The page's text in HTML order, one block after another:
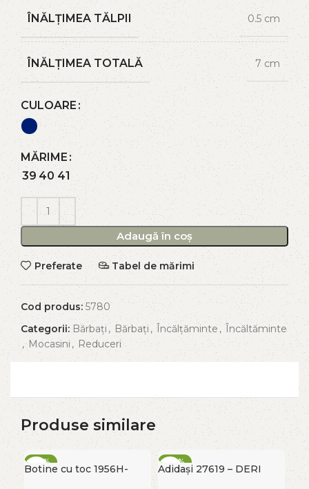
ÎNĂLȚIMEA TĂLPII 0.5 cm
ÎNĂLȚIMEA TOTALĂ 7 cm
CULOARE
MĂRIME
39 40 41
Adaugă în coș
Preferate Tabel de mărimi
Cod produs:5780
Categorii: Bărbați , Bărbați, Încălțăminte , Încăltăminte
, Mocasini , Reduceri
Produse similare
-50%
Botine cu toc 1956H-
-60%
FIERBINTE
Adidași 27619 – DERI
-